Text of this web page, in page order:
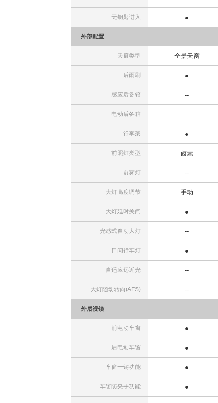
无钥匙进入
外部配置
天窗类型
后雨刷
感应后备箱
电动后备箱
行李架
前照灯类型
前雾灯
大灯高度调节
大灯延时关闭
光感式自动大灯
日间行车灯
自适应远近光
大灯随动转向(AFS)
外后视镜
前电动车窗
后电动车窗
车窗一键功能
车窗防夹手功能
●
全景天窗
●
--
--
●
卤素
--
手动
●
--
●
--
--
●
●
●
●